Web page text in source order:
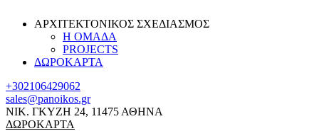
ΑΡΧΙΤΕΚΤΟΝΙΚΟΣ ΣΧΕΔΙΑΣΜΟΣ
Η ΟΜΑΔΑ
PROJECTS
ΔΩΡΟΚΑΡΤΑ
+302106429062
sales@panoikos.gr
ΝΙΚ. ΓΚΥΖΗ 24, 11475 ΑΘΗΝΑ
ΔΩΡΟΚΑΡΤΑ